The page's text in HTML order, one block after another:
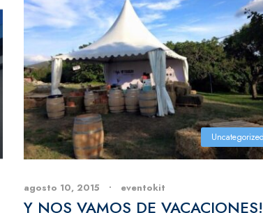
Uncategorized
agosto 10, 2015 • eventokit
Y NOS VAMOS DE